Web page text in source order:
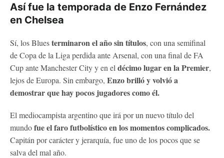
Así fue la temporada de Enzo Fernández
en Chelsea
Sí, los Bluesterminaron el año sin títulos, con una semifinal
de Copa de la Liga perdida ante Arsenal, con una final de FA
Cup ante Manchester City y en el décimo lugar en la Premier,
lejos de Europa. Sin embargo, Enzo brilló y volvió a
demostrar que hay pocos jugadores como él.
El mediocampista argentino que irá por un nuevo título del
mundofue el faro futbolístico en los momentos complicados.
Capitán por carácter y jerarquía, fue uno de los pocos que se
salva del mal año.